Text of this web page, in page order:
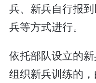
兵、新兵自行报
兵等方式进行。
依托部队设立的
组织新兵训练的